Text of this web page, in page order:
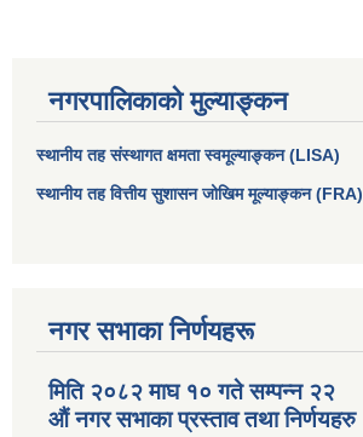
नगरपालिकाको मुल्याङ्कन
स्थानीय तह संस्थागत क्षमता स्वमूल्याङ्कन (LISA)
स्थानीय तह वित्तीय सुशासन जोखिम मूल्याङ्कन (FRA)
नगर सभाका निर्णयहरू
मिति २०८२ माघ १० गते सम्पन्न २२
औं नगर सभाका प्रस्ताव तथा निर्णयहरु